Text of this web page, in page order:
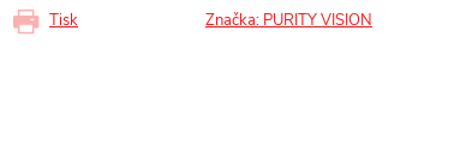
Tisk Značka: PURITY VISION